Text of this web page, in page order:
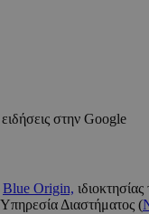
στην Google
Blue Origin,
Διαστήματος (